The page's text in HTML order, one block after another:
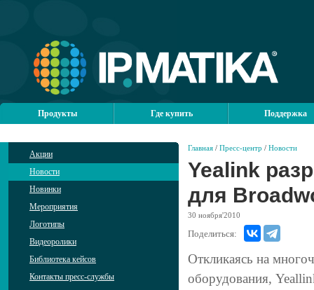
Продукты Где купить Поддержка
Акции
Новости
Новинки
Мероприятия
Логотипы
Видеоролики
Библиотека кейсов
Контакты пресс-службы
Главная / Пресс-центр / Новости
Yealink
для
30 ноября'2010
Поделиться:
Откликаясь на
оборудования,